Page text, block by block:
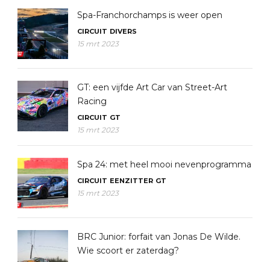
Spa-Franchorchamps is weer open
CIRCUIT DIVERS
15 mrt 2023
GT: een vijfde Art Car van Street-Art
Racing
CIRCUIT GT
15 mrt 2023
Spa 24: met heel mooi nevenprogramma
CIRCUIT EENZITTER GT
15 mrt 2023
BRC Junior: forfait van Jonas De Wilde.
Wie scoort er zaterdag?